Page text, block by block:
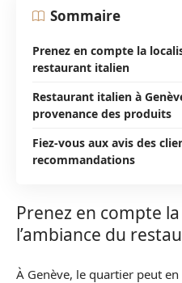
Sommaire
Prenez en compte la
restaurant italien
Restaurant italien à
provenance des produits
Fiez-vous aux avis des
recommandations
Prenez en compte
l’ambiance du
À Genève, le quartier peut